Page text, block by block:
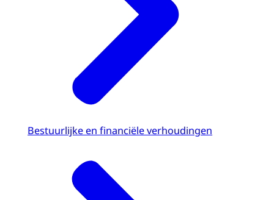
Bestuurlijke en financiële verhoudingen